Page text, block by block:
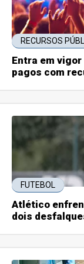
RECURSOS
Entra em
pagos com
FUTEBOL
Atlético
dois